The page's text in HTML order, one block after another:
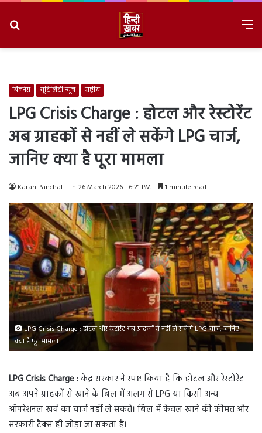
बिज़नेस यूटिलिटी न्यूज राष्ट्रीय
LPG Crisis Charge : होटल और रेस्टोरेंट
अब ग्राहकों से नहीं ले सकेंगे LPG चार्ज,
जानिए क्या है पूरा मामला
Karan Panchal 26 March 2026 - 6:21 PM 1 minute read
LPG Crisis Charge : होटल और रेस्टोरेंट अब ग्राहकों से नहीं ले सकेंगे LPG चार्ज, जानिए
क्या है पूरा मामला
LPG Crisis Charge :केंद्र सरकार ने स्पष्ट किया है कि होटल और रेस्टोरेंट
अब अपने ग्राहकों से खाने के बिल में अलग से LPG या किसी अन्य
ऑपरेशनल खर्च का चार्ज नहीं ले सकते। बिल में केवल खाने की कीमत और
सरकारी टैक्स ही जोड़ा जा सकता है।